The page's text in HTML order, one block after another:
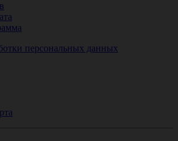
персональных данных